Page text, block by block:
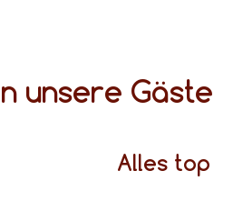
unsere Gäste
Alles top